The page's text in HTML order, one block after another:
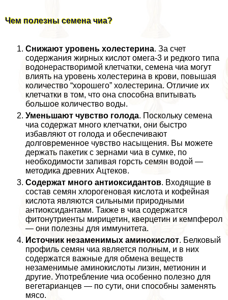
Чем полезны семена чиа?
Снижают уровень холестерина. За счет
содержания жирных кислот омега-3 и редкого типа
водонерастворимой клетчатки, семена чиа могут
влиять на уровень холестерина в крови, повышая
количество “хорошего” холестерина. Отличие их
клетчатки в том, что она способна впитывать
большое количество воды.
Уменьшают чувство голода. Поскольку семена
чиа содержат много клетчатки, они быстро
избавляют от голода и обеспечивают
долговременное чувство насыщения. Вы можете
держать пакетик с зернами чиа в сумке, по
необходимости запивая горсть семян водой —
методика древних Ацтеков.
Содержат много антиоксидантов. Входящие в
состав семян хлорогеновая кислота и кофейная
кислота являются сильными природными
антиоксидантами. Также в чиа содержатся
фитонутриенты мирицетин, кверцетин и кемпферол
— они полезны для иммунитета.
Источник незаменимых аминокислот. Белковый
профиль семян чиа является полным, и в них
содержатся важные для обмена веществ
незаменимые аминокислоты лизин, метионин и
другие. Употрeбление чиа особенно полезно для
вегетарианцев — по сути, они способны заменять
мясо.